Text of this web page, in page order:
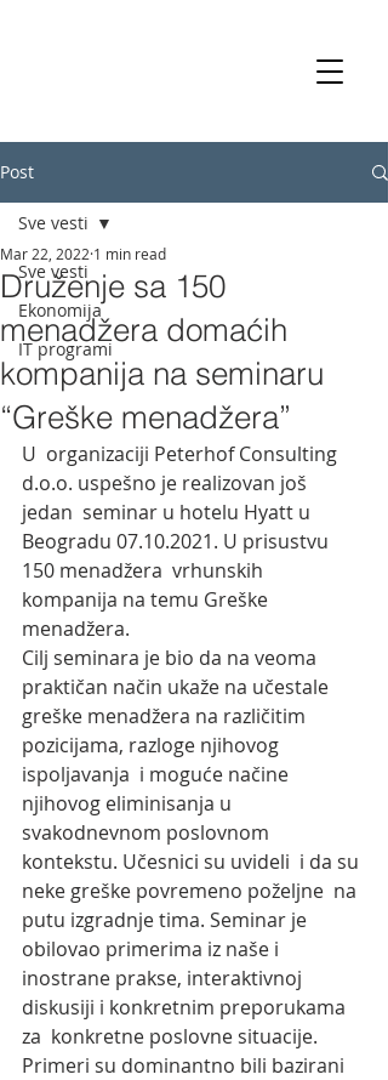
Post
Sve vesti
Ekonomija
IT programi
Sve vesti
Druženje sa 150
menadžera domaćih
kompanija na seminaru
“Greške menadžera”
Mar 22, 2022 1 min read
U  organizaciji Peterhof Consulting
d.o.o. uspešno je realizovan još
jedan  seminar u hotelu Hyatt u
Beogradu 07.10.2021. U prisustvu
150 menadžera  vrhunskih
kompanija na temu Greške
menadžera.
Cilj seminara je bio da na veoma
praktičan način ukaže na učestale
greške menadžera na različitim
pozicijama, razloge njihovog
ispoljavanja  i moguće načine
njihovog eliminisanja u
svakodnevnom poslovnom
kontekstu. Učesnici su uvideli  i da su
neke greške povremeno poželjne  na
putu izgradnje tima. Seminar je
obilovao primerima iz naše i
inostrane prakse, interaktivnoj
diskusiji i konkretnim preporukama
za  konkretne poslovne situacije.
Primeri su dominantno bili bazirani